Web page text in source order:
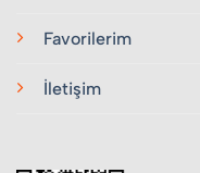
Favorilerim
İletişim